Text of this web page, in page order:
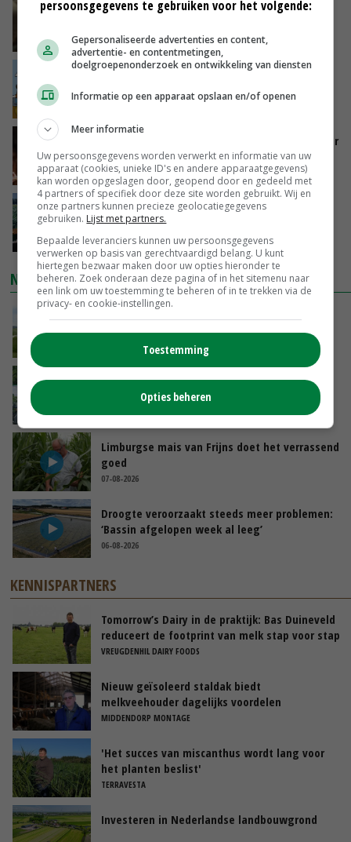
‘Samenwerking A-ware en Amalthea gaat
GISTEREN, 16:01
Internationale vraag naar geitenzuivel blijft
groot: Nederland in Europese top
GISTEREN, 15:33
Vlaamse varkensstapel krimpt, pluimveesector
groeit door schaalvergroting
GISTEREN, 15:20
‘Cijfer jezelf niet weg en doe vooral ook waar
je gelukkig van wordt’
GISTEREN, 13:31
NIEUWSTE VIDEO'S
POAH!: John Deere 7730
GISTEREN, 10:00
Oekraïne-vlogger Kees Huizinga: ‘Bezoek van
de ambassade mag zelf groente plukken’
Limburgse mais van Frijns doet het verrassend
goed
07-08-2026
Droogte veroorzaakt steeds meer problemen:
‘Bassin afgelopen week al leeg’
06-08-2026
KENNISPARTNERS
Tomorrow’s Dairy in de praktijk: Bas Duineveld
reduceert de footprint van melk stap voor stap
VREUGDENHIL DAIRY FOODS
Nieuw geïsoleerd staldak biedt
melkveehouder dagelijks voordelen
MIDDENDORP MONTAGE
'Het succes van miscanthus wordt lang voor
het planten beslist'
TERRAVESTA
Investeren in Nederlandse landbouwgrond
persoonsgegevens te gebruiken voor het volgende:
Gepersonaliseerde advertenties en content,
advertentie- en contentmetingen,
doelgroepenonderzoek en ontwikkeling van diensten
Informatie op een apparaat opslaan en/of openen
Meer informatie
Uw persoonsgegevens worden verwerkt en informatie van uw
apparaat (cookies, unieke ID's en andere apparaatgegevens)
kan worden opgeslagen door, geopend door en gedeeld met
4 partners of specifiek door deze site worden gebruikt. Wij en
onze partners kunnen precieze geolocatiegegevens
gebruiken. Lijst met partners.
Bepaalde leveranciers kunnen uw persoonsgegevens
verwerken op basis van gerechtvaardigd belang. U kunt
hiertegen bezwaar maken door uw opties hieronder te
beheren. Zoek onderaan deze pagina of in het sitemenu naar
een link om uw toestemming te beheren of in te trekken via de
privacy- en cookie-instellingen.
Toestemming
Opties beheren